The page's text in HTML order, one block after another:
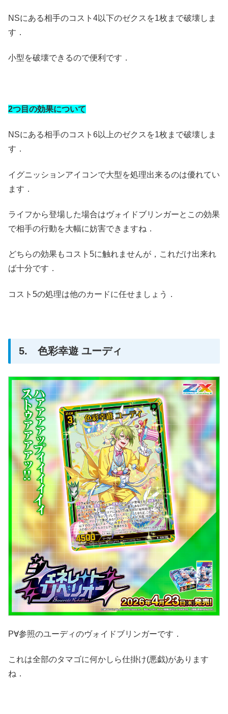
NSにある相手のコスト4以下のゼクスを1枚まで破壊しま
す．
小型を破壊できるので便利です．
2つ目の効果について
NSにある相手のコスト6以上のゼクスを1枚まで破壊しま
す．
イグニッションアイコンで大型を処理出来るのは優れてい
ます．
ライフから登場した場合はヴォイドブリンガーとこの効果
で相手の行動を大幅に妨害できますね．
どちらの効果もコスト5に触れませんが，これだけ出来れ
ば十分です．
コスト5の処理は他のカードに任せましょう．
5. 色彩幸遊 ユーディ
P∀参照のユーディのヴォイドブリンガーです．
これは全部のタマゴに何かしら仕掛け(悪戯)があります
ね．